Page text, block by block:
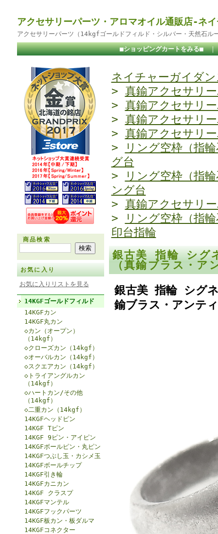
アクセサリーパーツ・アロマオイル通販店-ネ
アクセサリーパーツ（14kgfゴールドフィルド・シルバー・天然石ル
■ショッピングカートをみる■
商品検索
お気に入り
お気に入りリストを見る
14KGFゴールドフィルド
14KGFカン
14KGF丸カン
◇カン（オープン）
（14kgf）
◇クローズカン（14kgf）
◇オーバルカン（14kgf）
◇スクエアカン（14kgf）
◇トライアングルカン
（14kgf）
◇ハートカン/その他
（14kgf）
◇二重カン（14kgf）
14KGFヘッドピン
14KGF Tピン
14KGF 9ピン・アイピン
14KGFボールピン・丸ピン
14KGFつぶし玉・カシメ玉
14KGFボールチップ
14KGF引き輪
14KGFカニカン
14KGF クラスプ
14KGFマンテル
14KGFフックパーツ
14KGF板カン・板ダルマ
14KGFコネクター
ネイチャーガイダン
> 真鍮アクセサリ
> 真鍮アクセサリ
> 真鍮アクセサリ
> 真鍮アクセサリ
>
リング空枠（指
グ台
>
リング空枠（指
ング台
> 真鍮アクセサリ
>
リング空枠（指
印台指輪
銀古美 指輪 シグ
（真鍮ブラス・
銀古美 指輪 シグ
鍮ブラス・アンテ